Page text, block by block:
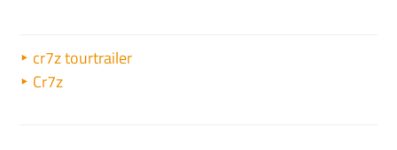
cr7z tourtrailer
Cr7z